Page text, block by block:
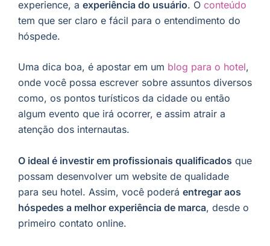
experience, a experiência do usuário. O conteúdo
tem que ser claro e fácil para o entendimento do
hóspede.
Uma dica boa, é apostar em um blog para o hotel,
onde você possa escrever sobre assuntos diversos
como, os pontos turísticos da cidade ou então
algum evento que irá ocorrer, e assim atrair a
atenção dos internautas.
O ideal é investir em profissionais qualificados que
possam desenvolver um website de qualidade
para seu hotel. Assim, você poderá entregar aos
hóspedes a melhor experiência de marca, desde o
primeiro contato online.